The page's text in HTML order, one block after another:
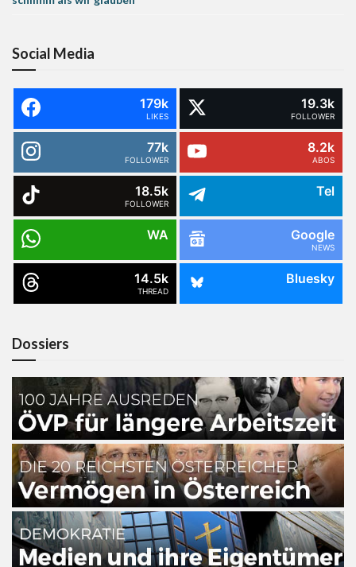
Social Media
179k
LIKES
19.3k
FOLLOWER
77k
FOLLOWER
8.2k
ABOS
18.5k
FOLLOWER
Tel
WA Google
NEWS
14.5k
THREAD
Bluesky
Dossiers